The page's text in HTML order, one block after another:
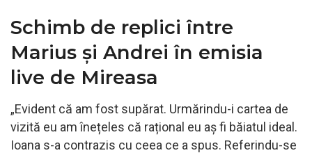
Schimb de replici între
Marius și Andrei în emisia
live de Mireasa
„Evident că am fost supărat. Urmărindu-i cartea de
vizită eu am înețeles că rațional eu aș fi băiatul ideal.
Ioana s-a contrazis cu ceea ce a spus. Referindu-se